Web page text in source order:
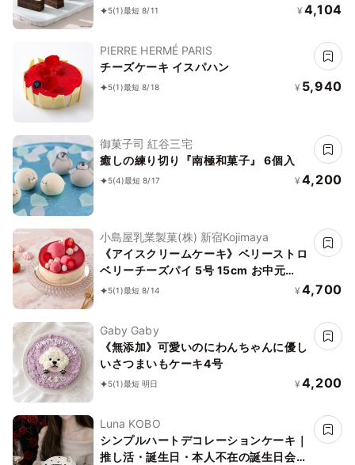
5(1)最短 8/11 ¥ 4,104
PIERRE HERMÉ PARIS
チーズケーキ イスパハン
5(1)最短 8/18 ¥ 5,940
御菓子司 紅谷三宅
癒しの練り切り『南極和菓子』 6個入
5(4)最短 8/17 ¥ 4,200
小島屋乳業製菓(株) 新宿Kojimaya
《アイスクリームケーキ》ベリーストロ
ベリーチーズパイ 5号 15cm お中元
2026 アイス2026
5(1)最短 8/14 ¥ 4,700
Gaby Gaby
《無添加》可愛いのにわんちゃんに優し
いさつまいもケーキ4号
5(1)最短 明日 ¥ 4,200
Luna KOBO
シンプルハートデコレーションケーキ｜
推し活・誕生日・本人不在の誕生日会対